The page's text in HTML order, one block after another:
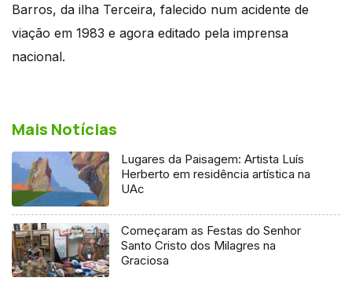
Barros, da ilha Terceira, falecido num acidente de
viação em 1983 e agora editado pela imprensa
nacional.
Mais Notícias
Lugares da Paisagem: Artista Luís
Herberto em residência artística na
UAc
Começaram as Festas do Senhor
Santo Cristo dos Milagres na
Graciosa